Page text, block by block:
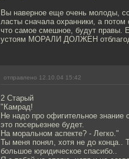
Вы наверное еще очень молоды,
ласты сначала охранники, а
что самое смешное, будут правы.
устоям МОРАЛИ ДОЛЖЕН
отправлено 12.10.04 15:42
2 Старый
"Камрад!
Не надо про офигительное
это посерьезнее будет.
На моральном аспекте? - Легко."
Ты меня понял, хотя не до конца..
большое юридическое спасибо..